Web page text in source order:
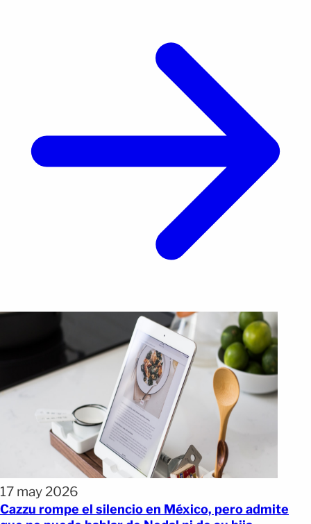
17 may 2026
Cazzu rompe el silencio en México, pero admite